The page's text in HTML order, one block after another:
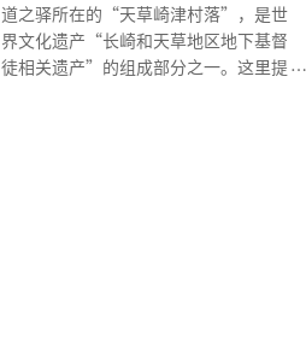
道之驿所在的“天草崎津村落”，是世
界文化遗产“长崎和天草地区地下基督
徒相关遗产”的组成部分之一。这里提